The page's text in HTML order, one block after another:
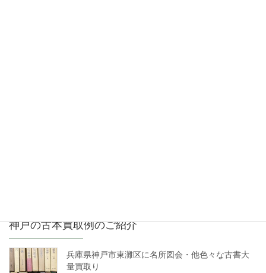
神戸の古本買取例のご紹介
兵庫県神戸市東灘区に名所図会・他色々な古書大
量買取り